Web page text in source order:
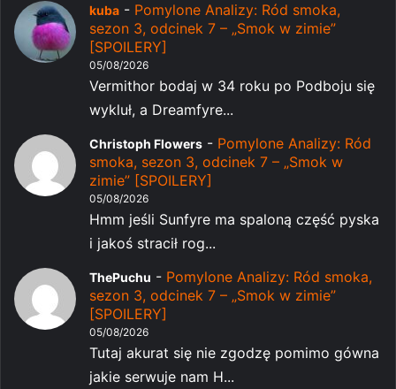
kuba - Pomylone Analizy: Ród smoka,
sezon 3, odcinek 7 – „Smok w zimie”
[SPOILERY]
05/08/2026
Vermithor bodaj w 34 roku po Podboju się
wykluł, a Dreamfyre...
Christoph Flowers - Pomylone Analizy: Ród
smoka, sezon 3, odcinek 7 – „Smok w
zimie” [SPOILERY]
05/08/2026
Hmm jeśli Sunfyre ma spaloną część pyska
i jakoś stracił rog...
ThePuchu - Pomylone Analizy: Ród smoka,
sezon 3, odcinek 7 – „Smok w zimie”
[SPOILERY]
05/08/2026
Tutaj akurat się nie zgodzę pomimo gówna
jakie serwuje nam H...